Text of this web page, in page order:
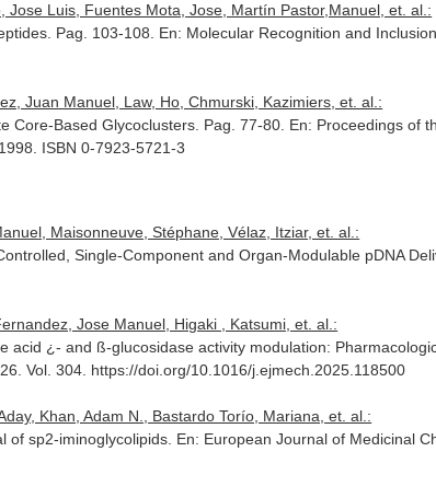
Luis, Fuentes Mota, Jose, Martín Pastor,Manuel, et. al.:
Pag. 103-108. En: Molecular Recognition and Inclusion
Juan Manuel, Law, Ho, Chmurski, Kazimiers, et. al.:
Core-Based Glycoclusters. Pag. 77-80. En: Proceedings of
ISBN 0-7923-5721-3
Maisonneuve, Stéphane, Vélaz, Itziar, et. al.:
Single-Component and Organ-Modulable pDNA
Jose Manuel, Higaki , Katsumi, et. al.:
¿- and ß-glucosidase activity modulation:
Vol. 304. https://doi.org/10.1016/j.ejmech.2025.118500
Khan, Adam N., Bastardo Torío, Mariana, et. al.:
of sp2-iminoglycolipids. En: European Journal of Medicinal